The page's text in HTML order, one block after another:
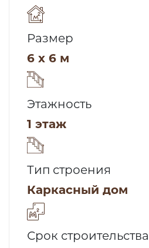
Размер
6 x 6 м
Этажность
1 этаж
Тип строения
Каркасный дом
Срок строительства